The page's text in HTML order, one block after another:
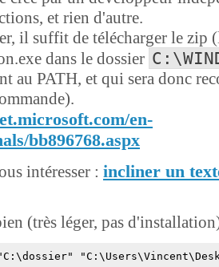
et rien d'autre.
il suffit de télécharger le zip
dans le dossier
au PATH, et qui sera donc
en-
bb896768.aspx
intéresser : incliner un
(très léger, pas